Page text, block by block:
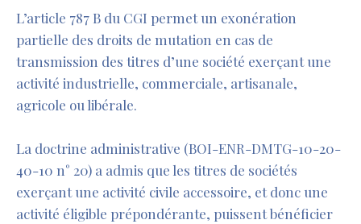
L’article 787 B du CGI permet un exonération
partielle des droits de mutation en cas de
transmission des titres d’une société exerçant une
activité industrielle, commerciale, artisanale,
agricole ou libérale.
La doctrine administrative (BOI-ENR-DMTG-10-20-
40-10 n° 20) a admis que les titres de sociétés
exerçant une activité civile accessoire, et donc une
activité éligible prépondérante, puissent bénéficier